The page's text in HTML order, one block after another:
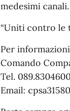
medesimi canali.
“Uniti contro le
Per
Comando
Tel.
Email: